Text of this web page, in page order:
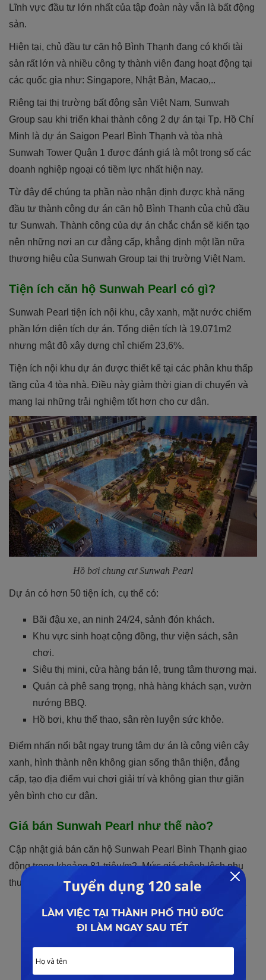
Lĩnh vực đầu tư lớn nhất của tập đoàn này vẫn là bất động
sản.
Hiện tại, chủ đầu tư căn hộ Bình Thạnh đang có khối tài
sản rất lớn và nhiều công ty thành viên đang hoạt động tại
các quốc gia như: Singapore, Nhật Bản, Macao,..
Riêng tại thị trường bất động sản Việt Nam, Sunwah
Group sau khi triển khai thành công 2 dự án tại Tp. Hồ Chí
Minh là dự án Saigon Pearl Bình Thạnh và tòa nhà
Sunwah Tower Quận 1 được đánh giá là một trong số các
doanh nghiệp ngoại có tiềm lực nhất hiện nay.
Từ đây để chúng ta phần nào nhận định được khả năng
đầu tư thành công dự án căn hộ Bình Thạnh của chủ đầu
tư Sunwah. Thành công của dự án chắc chắn sẽ kiến tạo
nên những nơi an cư đẳng cấp, khẳng định một lần nữa
thương hiệu của Sunwah Group tại thị trường Việt Nam.
Tiện ích căn hộ Sunwah Pearl có gì?
Sunwah Pearl tiện ích nội khu, cây xanh, mặt nước chiếm
phần lớn diện tích dự án. Tổng diện tích là 19.071m2
nhưng mật độ xây dựng chỉ chiếm 23,6%.
Tiện ích nội khu dự án được thiết kế tại các phân khu thấp
tầng của 4 tòa nhà. Điều này giảm thời gian di chuyển và
mang lại những trải nghiệm tốt hơn cho cư dân.
Hồ bơi chung cư Sunwah Pearl
Dự án có hơn 50 tiện ích, cụ thể có:
Bãi đậu xe, an ninh 24/24, sảnh đón khách.
Khu vực sinh hoạt cộng đồng, thư viện sách, sân
chơi.
Siêu thị mini, cửa hàng bán lẻ, trung tâm thương mại.
Quán cà phê sang trọng, nhà hàng khách sạn, vườn
nướng BBQ.
Hồ bơi, khu thể thao, sân rèn luyện sức khỏe.
Điểm nhấn nổi bật ngay trung tâm dự án là công viên cây
xanh, hình thành nên không gian sống thân thiện, đẳng
cấp, tạo địa điểm vui chơi giải trí và không gian thư giãn
yên bình cho cư dân.
Giá bán Sunwah Pearl như thế nào?
Cập nhật giá bán căn hộ Sunwah Pearl Bình Thạnh giao
động trong khoảng 81 triệu/m2. Mức giá chênh lệch phụ
thuộc vào nhiều yếu tố như: phong thủy, diện tích,…
Căn hộ 1PN ( 51 – 53m2 ): giá bán từ 4.15 – 4.5 tỷ/
căn.
Căn hộ 3PN ( 122 – 124m2 ): giá bán từ 9.6 – 10.2